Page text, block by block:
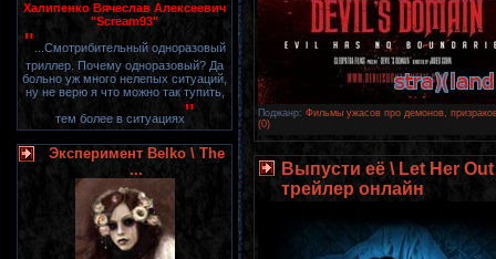
Халипенко Вячеслав Алексеевич
"Scream93"
" ...Смотрибительный одноразовый
триллер. Почему одноразовый? Да
больно уж много нелепых ситуаций,
ну не верю я что можно так тупить,
тем более в ситуациях"
Эксперимент Belko \ The
...
Поджанр: Фильмы ужасов про демонов,
(0)
Выпусти её \ Let Her
трейлер онлайн